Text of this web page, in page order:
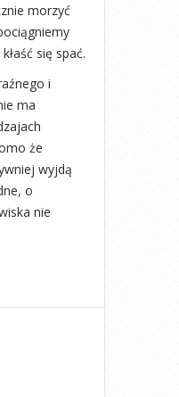
morzyć
się spać.
i
ma
że
wyjdą
o
nie